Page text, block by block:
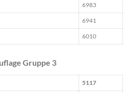
6983
6941
6010
Gruppe 3
5117